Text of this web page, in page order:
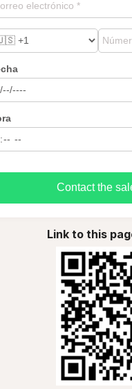
Contact the
Link to this